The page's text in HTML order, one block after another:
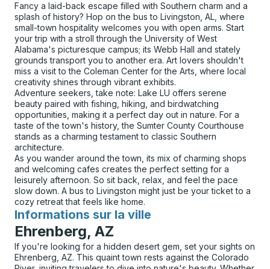
Fancy a laid-back escape filled with Southern charm and a
splash of history? Hop on the bus to Livingston, AL, where
small-town hospitality welcomes you with open arms. Start
your trip with a stroll through the University of West
Alabama's picturesque campus; its Webb Hall and stately
grounds transport you to another era. Art lovers shouldn't
miss a visit to the Coleman Center for the Arts, where local
creativity shines through vibrant exhibits.
Adventure seekers, take note: Lake LU offers serene
beauty paired with fishing, hiking, and birdwatching
opportunities, making it a perfect day out in nature. For a
taste of the town's history, the Sumter County Courthouse
stands as a charming testament to classic Southern
architecture.
As you wander around the town, its mix of charming shops
and welcoming cafes creates the perfect setting for a
leisurely afternoon. So sit back, relax, and feel the pace
slow down. A bus to Livingston might just be your ticket to a
cozy retreat that feels like home.
Informations sur la ville
pour
Ehrenberg, AZ
If you're looking for a hidden desert gem, set your sights on
Ehrenberg, AZ. This quaint town rests against the Colorado